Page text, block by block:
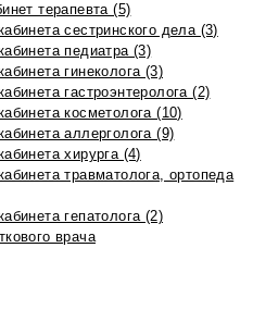
терапевта (5)
сестринского дела (3)
педиатра (3)
гинеколога (3)
гастроэнтеролога (2)
косметолога (10)
аллерголога (9)
хирурга (4)
травматолога, ортопеда
гепатолога (2)
врача